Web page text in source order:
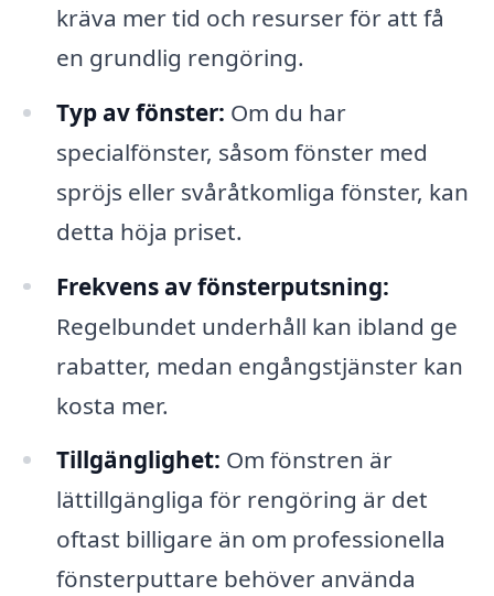
kräva mer tid och resurser för att få
en grundlig rengöring.
Typ av fönster: Om du har
specialfönster, såsom fönster med
spröjs eller svåråtkomliga fönster, kan
detta höja priset.
Frekvens av fönsterputsning:
Regelbundet underhåll kan ibland ge
rabatter, medan engångstjänster kan
kosta mer.
Tillgänglighet: Om fönstren är
lättillgängliga för rengöring är det
oftast billigare än om professionella
fönsterputtare behöver använda